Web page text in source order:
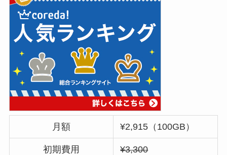
月額 ¥2,915（100GB）
初期費用
¥3,300